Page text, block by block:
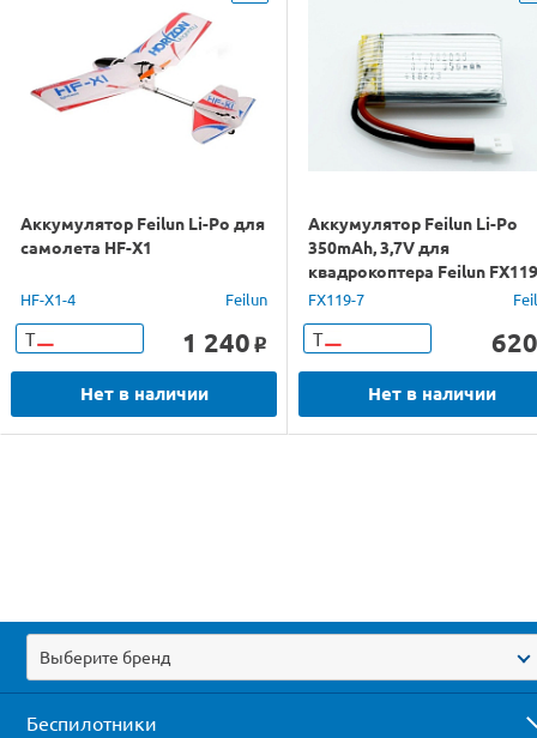
Аккумулятор Feilun Li-Po для
самолета HF-X1
HF-X1-4 Feilun
Т 1 240 o
Нет в наличии
Аккумулятор Feilun Li-Po
350mAh, 3,7V для
квадрокоптера Feilun FX119
FX119-7
Т 620
Нет в наличии
Выберите бренд
Беспилотники